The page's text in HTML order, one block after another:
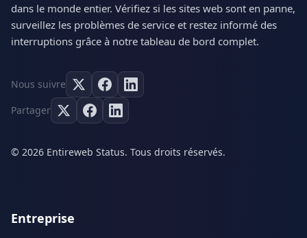
dans le monde entier. Vérifiez si les sites web sont en panne,
surveillez les problèmes de service et restez informé des
interruptions grâce à notre tableau de bord complet.
Nous suivre
Partager
© 2026 Entireweb Status. Tous droits réservés.
Entreprise